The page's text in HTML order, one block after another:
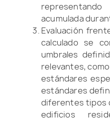
acumulada
Evaluación
calculado se
umbrales
relevantes, como
estándares
estándares
diferentes tipos
edificios